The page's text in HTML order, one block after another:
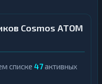
Cosmos ATOM
списке 47активных